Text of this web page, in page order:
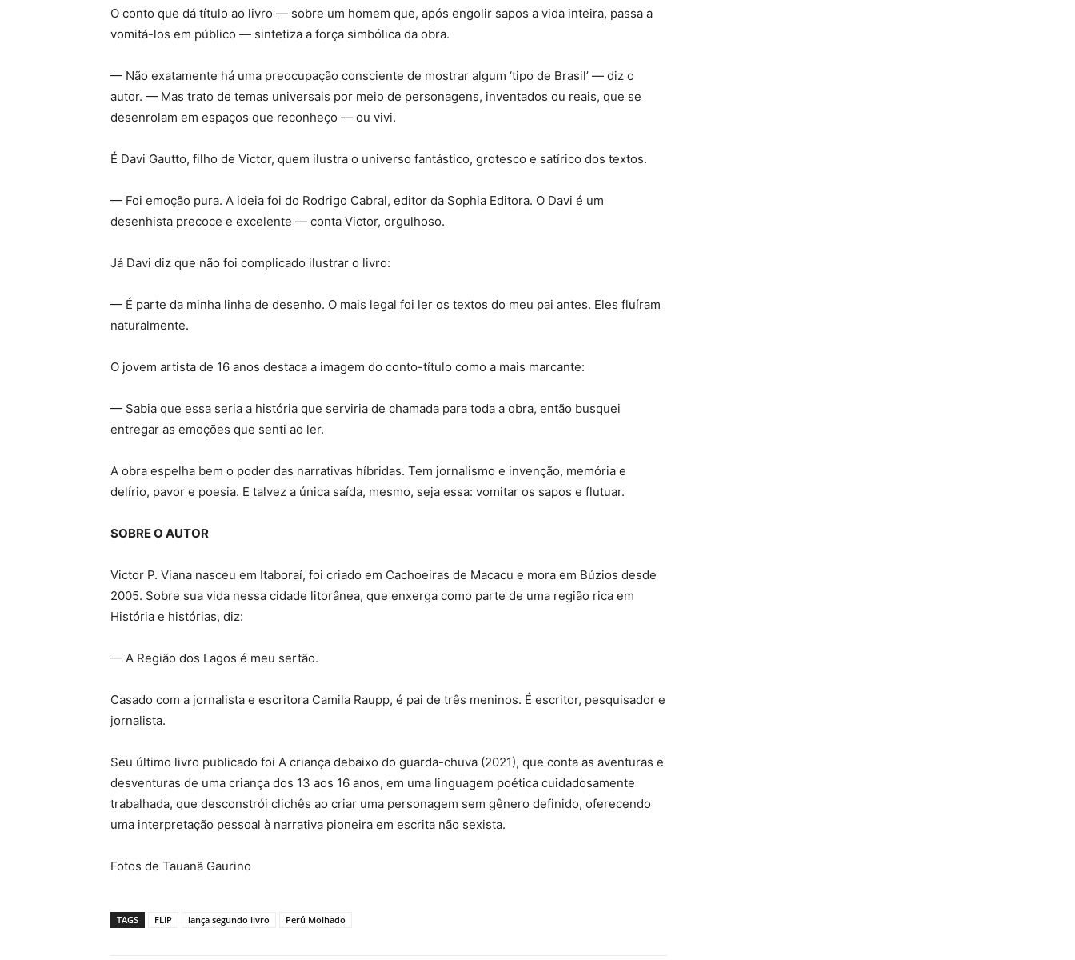
O conto que dá título ao livro — sobre um homem que, após engolir sapos a vida inteira, passa a
vomitá-los em público — sintetiza a força simbólica da obra.
— Não exatamente há uma preocupação consciente de mostrar algum ‘tipo de Brasil’ — diz o
autor. — Mas trato de temas universais por meio de personagens, inventados ou reais, que se
desenrolam em espaços que reconheço — ou vivi.
É Davi Gautto, filho de Victor, quem ilustra o universo fantástico, grotesco e satírico dos textos.
— Foi emoção pura. A ideia foi do Rodrigo Cabral, editor da Sophia Editora. O Davi é um
desenhista precoce e excelente — conta Victor, orgulhoso.
Já Davi diz que não foi complicado ilustrar o livro:
— É parte da minha linha de desenho. O mais legal foi ler os textos do meu pai antes. Eles fluíram
naturalmente.
O jovem artista de 16 anos destaca a imagem do conto-título como a mais marcante:
— Sabia que essa seria a história que serviria de chamada para toda a obra, então busquei
entregar as emoções que senti ao ler.
A obra espelha bem o poder das narrativas híbridas. Tem jornalismo e invenção, memória e
delírio, pavor e poesia. E talvez a única saída, mesmo, seja essa: vomitar os sapos e flutuar.
SOBRE O AUTOR
Victor P. Viana nasceu em Itaboraí, foi criado em Cachoeiras de Macacu e mora em Búzios desde
2005. Sobre sua vida nessa cidade litorânea, que enxerga como parte de uma região rica em
História e histórias, diz:
— A Região dos Lagos é meu sertão.
Casado com a jornalista e escritora Camila Raupp, é pai de três meninos. É escritor, pesquisador e
jornalista.
Seu último livro publicado foi A criança debaixo do guarda-chuva (2021), que conta as aventuras e
desventuras de uma criança dos 13 aos 16 anos, em uma linguagem poética cuidadosamente
trabalhada, que desconstrói clichês ao criar uma personagem sem gênero definido, oferecendo
uma interpretação pessoal à narrativa pioneira em escrita não sexista.
Fotos de Tauanã Gaurino
TAGS FLIP lança segundo livro Perú Molhado